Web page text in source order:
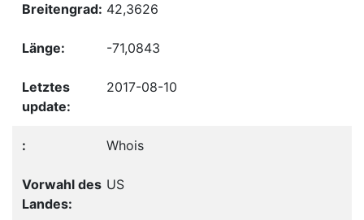
42,3626
-71,0843
2017-08-10
Whois
US